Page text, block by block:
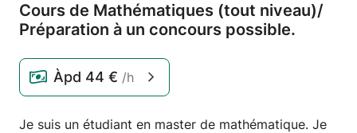
Cours de Mathématiques (tout niveau)/
Préparation à un concours possible.
Àpd 44 € /h
Je suis un étudiant en master de mathématique. Je